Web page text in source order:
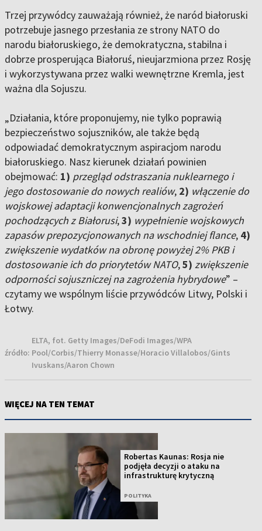
Trzej przywódcy zauważają również, że naród białoruski
potrzebuje jasnego przesłania ze strony NATO do
narodu białoruskiego, że demokratyczna, stabilna i
dobrze prosperująca Białoruś, nieujarzmiona przez Rosję
i wykorzystywana przez walki wewnętrzne Kremla, jest
ważna dla Sojuszu.
„Działania, które proponujemy, nie tylko poprawią
bezpieczeństwo sojuszników, ale także będą
odpowiadać demokratycznym aspiracjom narodu
białoruskiego. Nasz kierunek działań powinien
obejmować: 1) przegląd odstraszania nuklearnego i
jego dostosowanie do nowych realiów, 2) włączenie do
wojskowej adaptacji konwencjonalnych zagrożeń
pochodzących z Białorusi,3) wypełnienie wojskowych
zapasów prepozycjonowanych na wschodniej flance, 4)
zwiększenie wydatków na obronę powyżej 2% PKB i
dostosowanie ich do priorytetów NATO,5) zwiększenie
odporności sojuszniczej na zagrożenia hybrydowe” –
czytamy we wspólnym liście przywódców Litwy, Polski i
Łotwy.
źródło:
ELTA, fot. Getty Images/DeFodi Images/WPA
Pool/Corbis/Thierry Monasse/Horacio Villalobos/Gints
Ivuskans/Aaron Chown
WIĘCEJ NA TEN TEMAT
Robertas Kaunas: Rosja nie
podjęła decyzji o ataku na
infrastrukturę krytyczną
POLITYKA